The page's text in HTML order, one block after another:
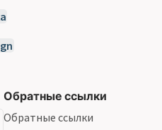
Обратные ссылки
Обратные ссылки